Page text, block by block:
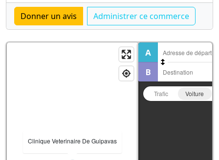
Clinique Veterinaire De Guipavas
Trafic Voiture